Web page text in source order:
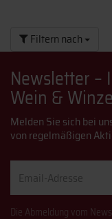
Filtern nach
Newsletter –
Wein &
Melden Sie sich bei
von regelmäßigen
Adresse
Die Abmeldung vom